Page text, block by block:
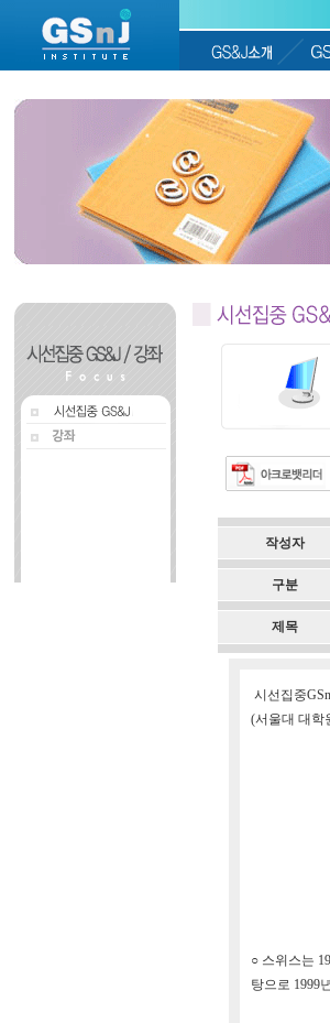
작성자
구분
제목
시선집중
(서울대 대학
○ 스위스는
탕으로 1999